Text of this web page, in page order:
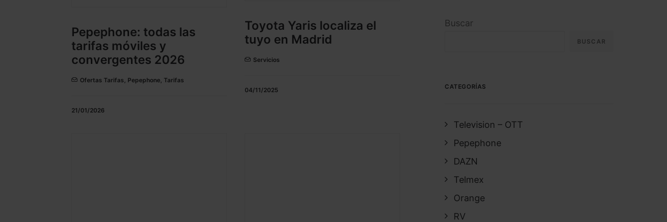
Pepephone: todas las
tarifas móviles y
convergentes 2026
Ofertas Tarifas, Pepephone, Tarifas
21/01/2026
Toyota Yaris localiza el
tuyo en Madrid
Servicios
04/11/2025
Buscar
BUSCAR
CATEGORÍAS
Television – OTT
Pepephone
DAZN
Telmex
Orange
RV